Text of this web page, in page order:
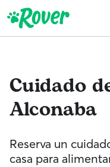
Cuidado
Alconaba
Reserva un
casa para